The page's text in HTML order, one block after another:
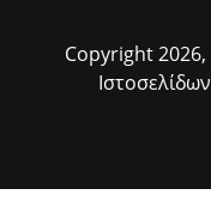
Copyright 2026,
Ιστοσελίδων